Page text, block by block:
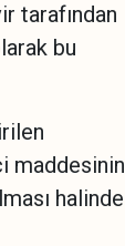
tarafından
bu
maddesinin
halinde